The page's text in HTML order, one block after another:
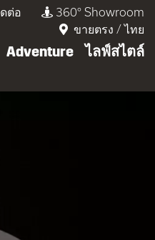
ต่อ
360° Showroom
ขายตรง /ไทย
Adventure ไลฟ์สไตล์